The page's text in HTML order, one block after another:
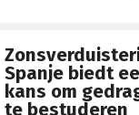
Spanje biedt
kans om
te bestuderen